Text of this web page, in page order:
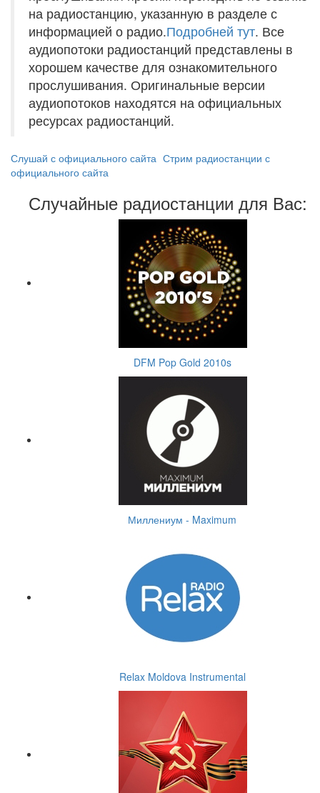
на радиостанцию, указанную в разделе с
информацией о радио.Подробней тут. Все
аудиопотоки радиостанций представлены в
хорошем качестве для ознакомительного
прослушивания. Оригинальные версии
аудиопотоков находятся на официальных
ресурсах радиостанций.
Слушай с официального сайта Стрим радиостанции с
официального сайта
Случайные радиостанции для Вас:
DFM Pop Gold 2010s
Миллениум - Maximum
Relax Moldova Instrumental